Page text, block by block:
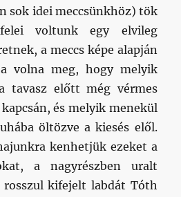
sok idei meccsünkhöz) tök
voltunk egy elvileg
a meccs képe alapján
volna meg, hogy melyik
tavasz előtt még vérmes
és melyik menekül
öltözve a kiesés elől.
kenhetjük ezeket a
a nagyrészben uralt
rosszul kifejelt labdát Tóth